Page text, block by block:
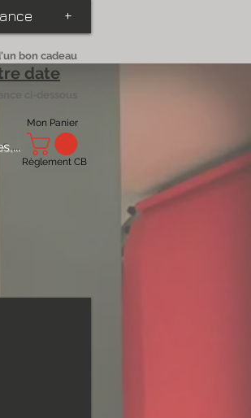
+
bon cadeau
date
ci-dessous
Mon Panier
Règlement CB